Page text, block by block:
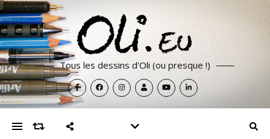
Tous les dessins d'Oli (ou presque !)